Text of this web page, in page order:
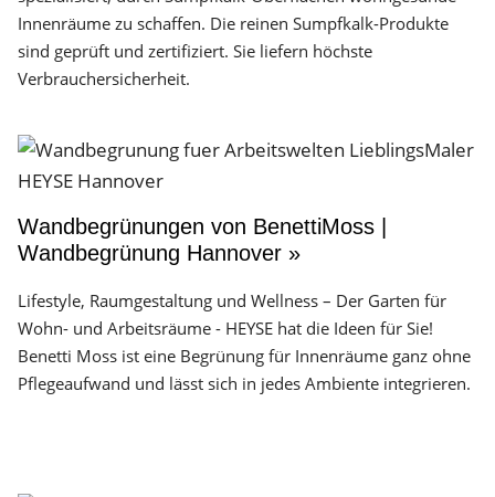
Innenräume zu schaffen. Die reinen Sumpfkalk-Produkte
sind geprüft und zertifiziert. Sie liefern höchste
Verbrauchersicherheit.
Wandbegrünungen von BenettiMoss |
Wandbegrünung Hannover »
Lifestyle, Raumgestaltung und Wellness – Der Garten für
Wohn- und Arbeitsräume - HEYSE hat die Ideen für Sie!
Benetti Moss ist eine Begrünung für Innenräume ganz ohne
Pflegeaufwand und lässt sich in jedes Ambiente integrieren.